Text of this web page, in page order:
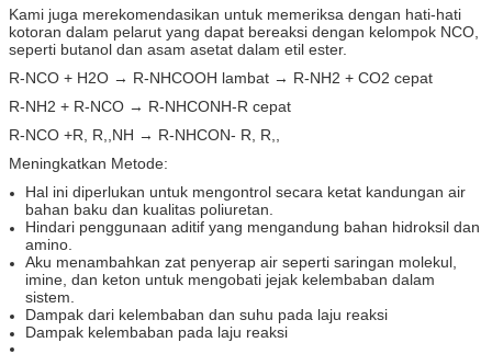
Kami juga merekomendasikan untuk memeriksa dengan hati-hati
kotoran dalam pelarut yang dapat bereaksi dengan kelompok NCO,
seperti butanol dan asam asetat dalam etil ester.
R-NCO + H2O → R-NHCOOH lambat → R-NH2 + CO2 cepat
R-NH2 + R-NCO → R-NHCONH-R cepat
R-NCO +R, R,,NH → R-NHCON- R, R,,
Meningkatkan Metode:
Hal ini diperlukan untuk mengontrol secara ketat kandungan air
bahan baku dan kualitas poliuretan.
Hindari penggunaan aditif yang mengandung bahan hidroksil dan
amino.
Aku menambahkan zat penyerap air seperti saringan molekul,
imine, dan keton untuk mengobati jejak kelembaban dalam
sistem.
Dampak dari kelembaban dan suhu pada laju reaksi
Dampak kelembaban pada laju reaksi